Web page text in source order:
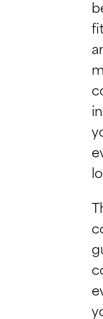
in